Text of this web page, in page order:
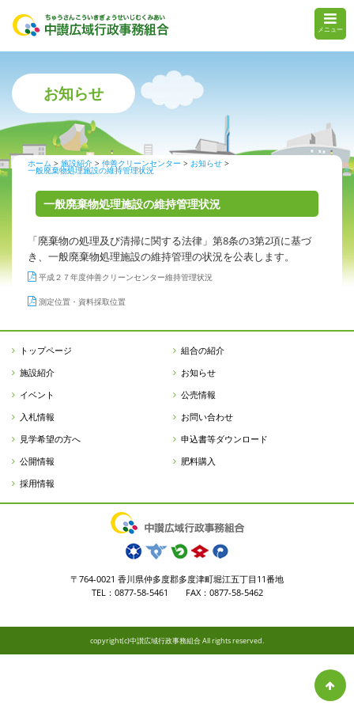
メニュー
お知らせ
ホーム 施設紹介 仲善クリーンセンター お知らせ
一般廃棄物処理施設の維持管理状況
一般廃棄物処理施設の維持管理状況
「廃棄物の処理及び清掃に関する法律」第8条の3第2項に基づ
き、一般廃棄物処理施設の維持管理の状況を公表します。
平成２７年度仲善クリーンセンター維持管理状況
測定位置・資料採取位置
トップページ
組合の紹介
施設紹介
お知らせ
イベント
公売情報
入札情報
お問い合わせ
見学希望の方へ
申込書等ダウンロード
公開情報
肥料購入
採用情報
〒764-0021 香川県仲多度郡多度津町堀江五丁目11番地
TEL：0877-58-5461 FAX：0877-58-5462
copyright(c)中讃広域行政事務組合 All rights reserved.